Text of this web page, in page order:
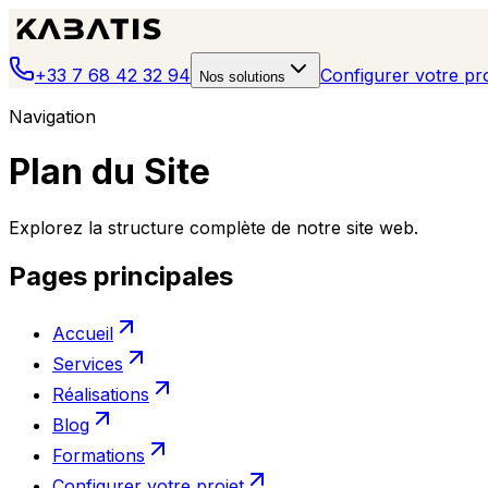
+33 7 68 42 32 94 Nos solutions
Configurer votre
Navigation
Plan du Site
Explorez la structure complète de notre site web.
Pages principales
Accueil
Services
Réalisations
Blog
Formations